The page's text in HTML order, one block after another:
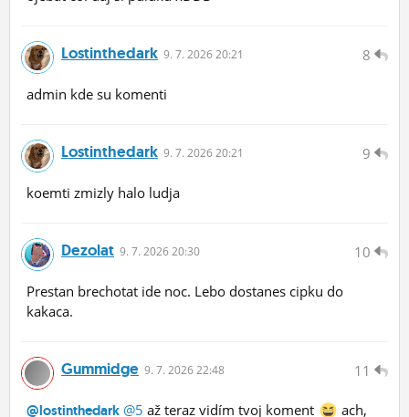
8
Lostinthedark 9. 7. 2026 20:21
admin kde su komenti
9
Lostinthedark 9. 7. 2026 20:21
koemti zmizly halo ludja
10
Dezolat 9. 7. 2026 20:30
Prestan brechotat ide noc. Lebo dostanes cipku do
kakaca.
11
Gummidge 9. 7. 2026 22:48
@lostinthedark @5 až teraz vidím tvoj koment
ach,